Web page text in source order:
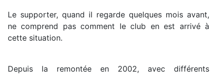
Le supporter, quand il regarde quelques mois avant,
ne comprend pas comment le club en est arrivé à
cette situation.
Depuis la remontée en 2002, avec différents